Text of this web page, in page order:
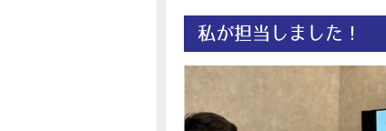
私が担当しました！